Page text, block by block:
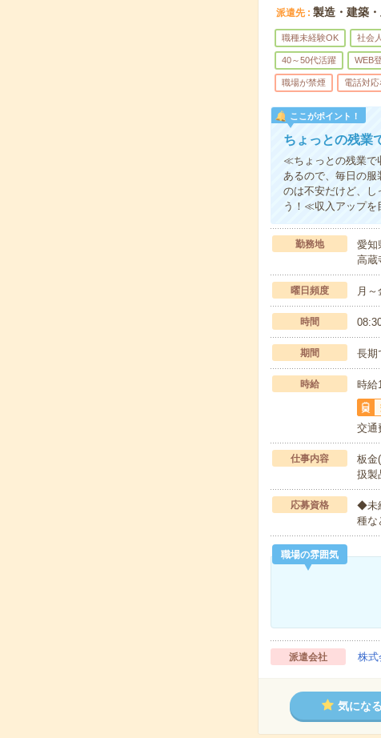
派遣先 製造・建築
職種未経験OK 社会
40～50代活躍 WEB
職場が禁煙 電話対応
ここがポイント！
ちょっとの残業
≪ちょっとの残業で
あるので、毎日の
のは不安だけど、し
う！≪収入アップを
勤務地
愛知
高蔵
曜日頻度 月～
時間
期間 長期
時給 時給
交通
仕事内容
板金
扱製
応募資格
◆未
種な
職場の雰囲気
派遣会社 株式
気にな